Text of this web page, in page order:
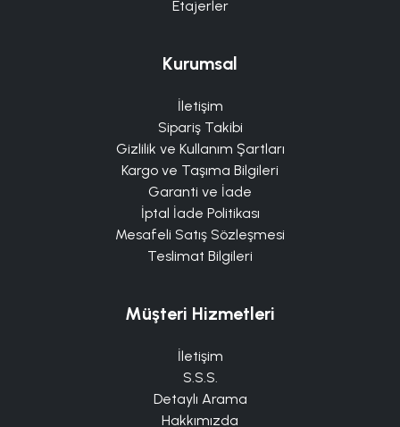
Etajerler
Kurumsal
İletişim
Sipariş Takibi
Gizlilik ve Kullanım Şartları
Kargo ve Taşıma Bilgileri
Garanti ve İade
İptal İade Politikası
Mesafeli Satış Sözleşmesi
Teslimat Bilgileri
Müşteri Hizmetleri
İletişim
S.S.S.
Detaylı Arama
Hakkımızda